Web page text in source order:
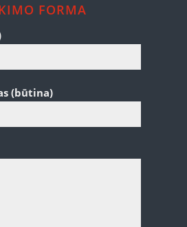
FORMA
(būtina)